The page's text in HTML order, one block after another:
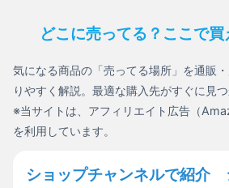
どこに売ってる？ここで買
気になる商品の「売ってる場所」を通販
りやすく解説。最適な購入先がすぐに見つ
※当サイトは、アフィリエイト広告（
を利用しています。
ショップチャンネルで紹介